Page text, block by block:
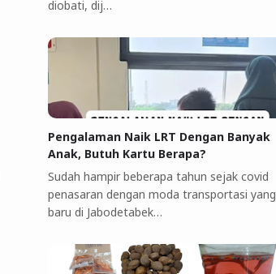
diobati, dij…
Pengalaman Naik LRT Dengan Banyak
Anak, Butuh Kartu Berapa?
Sudah hampir beberapa tahun sejak covid
penasaran dengan moda transportasi yang
baru di Jabodetabek…